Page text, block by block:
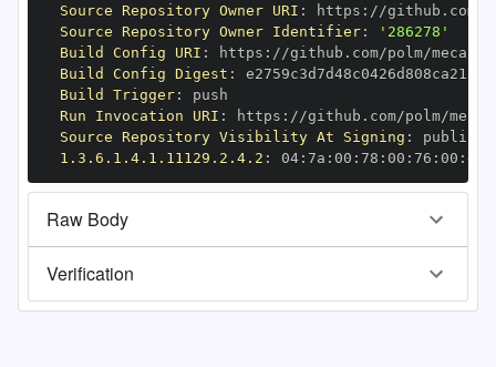
Source Repository Owner URI : https :
Source Repository Owner Identifier:
'286278'
Build Config URI : https : //github.com/polm/mecab
Build Config Digest :
Build Trigger:
Run Invocation URI : https : //github.com/polm/mecab
Source Repository Visibility At Signing :
1.3.6.1.4.1.11129.2.4.2 : 04: 7a : 00 : 78 : 00 : 76 : 00 : dd
Raw Body
Verification